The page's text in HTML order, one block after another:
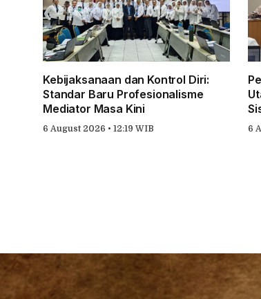
Kebijaksanaan dan Kontrol Diri:
Standar Baru Profesionalisme
Mediator Masa Kini
6 August 2026 • 12:19 WIB 6